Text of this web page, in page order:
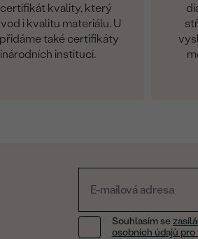
kvality, který
i kvalitu materiálu. U
také certifikáty
institucí.
Souhlasím se
osobních údajů